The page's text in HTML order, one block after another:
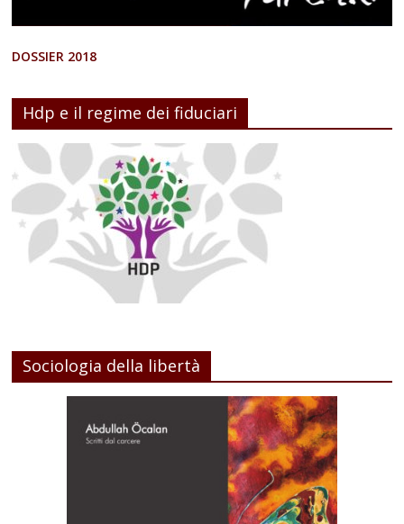
DOSSIER 2018
Hdp e il regime dei fiduciari
Sociologia della libertà